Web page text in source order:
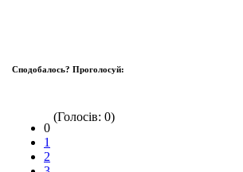
Сподобалось? Проголосуй:
0
1
2
(Голосів: 0)